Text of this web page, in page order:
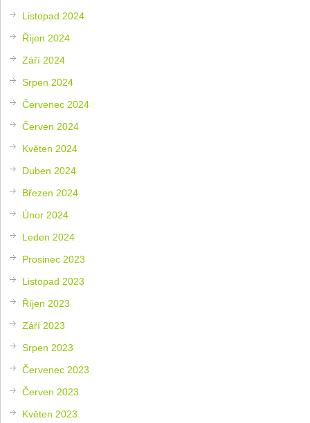
Listopad 2024
Říjen 2024
Září 2024
Srpen 2024
Červenec 2024
Červen 2024
Květen 2024
Duben 2024
Březen 2024
Únor 2024
Leden 2024
Prosinec 2023
Listopad 2023
Říjen 2023
Září 2023
Srpen 2023
Červenec 2023
Červen 2023
Květen 2023